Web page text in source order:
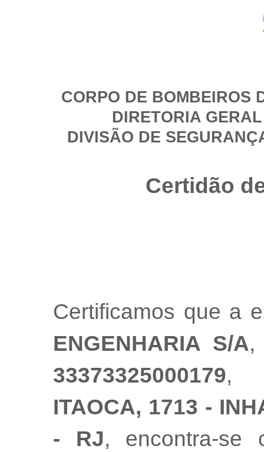
CORPO DE BOMBEIROS
DIRETORIA
DIVISÃO DE
Certidão
Certificamos que a
ENGENHARIA S/A,
33373325000179,
ITAOCA, 1713 -
- RJ, encontra-se